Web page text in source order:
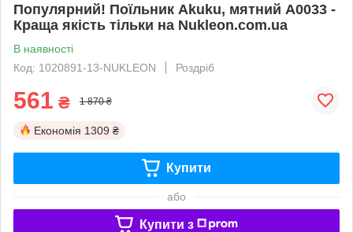
Популярний! Поїльник Akuku, мятний A0033 -
Краща якість тільки на Nukleon.com.ua
В наявності
Код: 1020891-13-NUKLEON
Роздріб
561 ₴ 1 870 ₴
Економія 1309 ₴
Купити
або
Купити з